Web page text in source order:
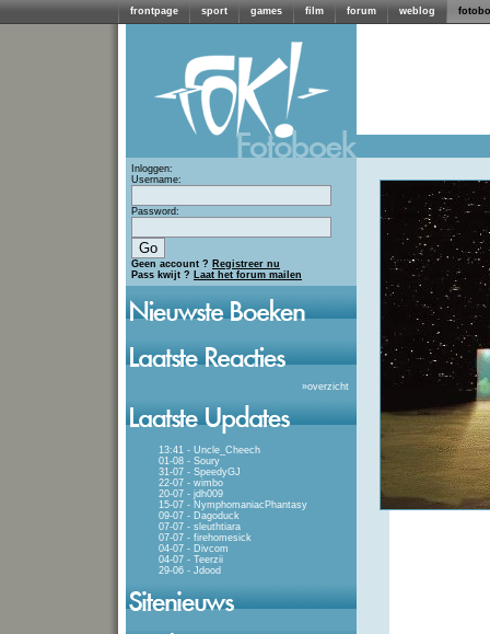
frontpage sport games film forum weblog
Inloggen:
Username:
Password:
Geen account ? Registreer nu
Pass kwijt ? Laat het forum mailen
»overzicht
13:41 - Uncle_Cheech
01-08 - Soury
31-07 - SpeedyGJ
22-07 - wimbo
20-07 - jdh009
15-07 - NymphomaniacPhantasy
09-07 - Dagoduck
07-07 - sleuthtiara
07-07 - firehomesick
04-07 - Divcom
04-07 - Teerzii
29-06 - Jdood